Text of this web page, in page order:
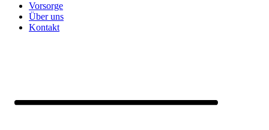
Vorsorge
Über uns
Kontakt